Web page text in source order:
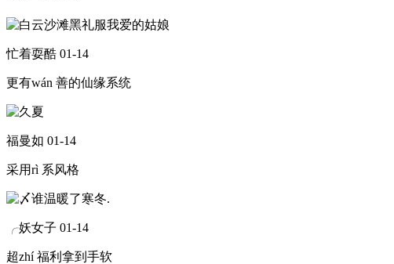
忙着耍酷 01-14
更有wán 善的仙缘系统
福曼如 01-14
采用rì 系风格
╭妖女子 01-14
超zhí 福利拿到手软